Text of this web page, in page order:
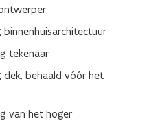
tekenaar
behaald vóór het
van het hoger